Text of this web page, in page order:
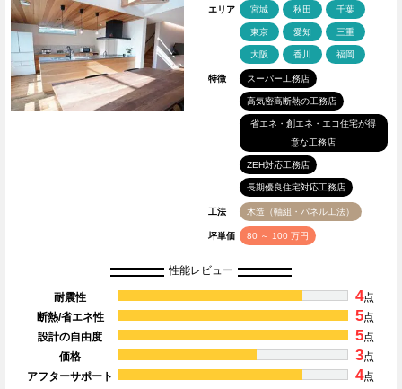
エリア 宮城 秋田 千葉
東京 愛知 三重
大阪 香川 福岡
特徴 スーパー工務店
高気密高断熱の工務店
省エネ・創エネ・エコ住宅が得
意な工務店
ZEH対応工務店
長期優良住宅対応工務店
工法 木造（軸組・パネル工法）
坪単価 80 ～ 100 万円
性能レビュー
耐震性 4点
断熱/省エネ性
5点
設計の自由度
5点
価格
3点
アフターサポート
4点